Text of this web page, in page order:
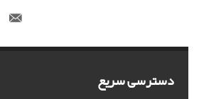
دسترسی سریع